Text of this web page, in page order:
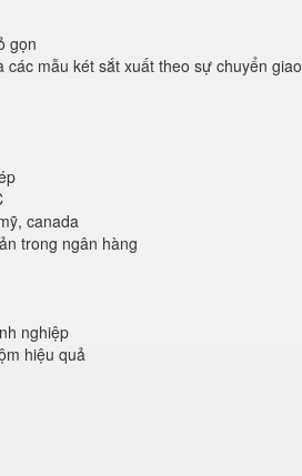
gọn
mẫu két sắt xuất theo sự chuyển giao
canada
trong ngân hàng
nghiệp
hiệu quả